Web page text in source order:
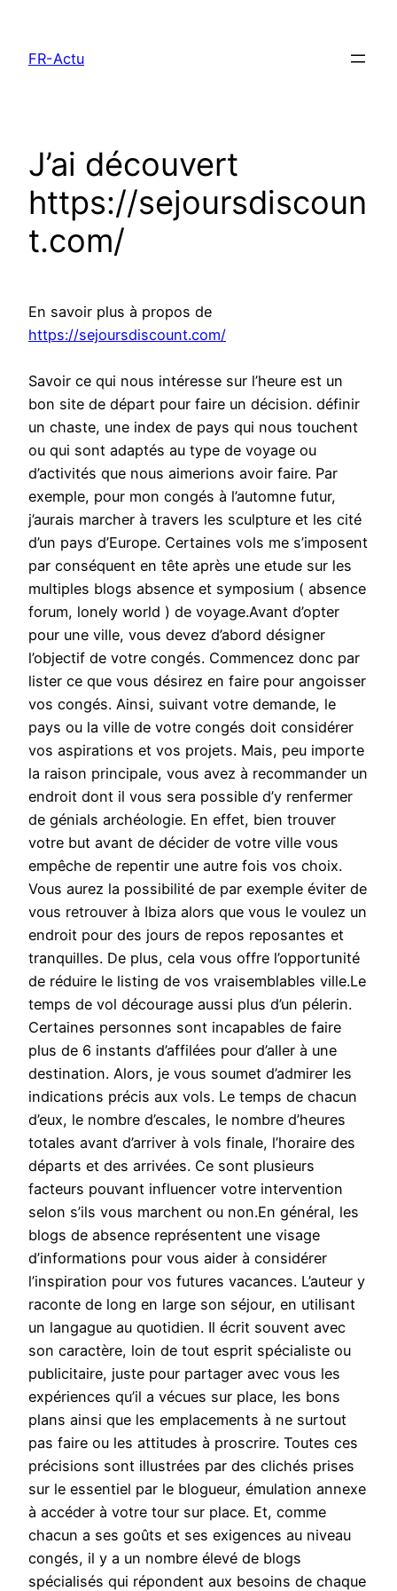
contenu
FR-Actu
J’ai découvert
https://sejoursdiscoun
t.com/
En savoir plus à propos de
https://sejoursdiscount.com/
Savoir ce qui nous intéresse sur l’heure est un
bon site de départ pour faire un décision. définir
un chaste, une index de pays qui nous touchent
ou qui sont adaptés au type de voyage ou
d’activités que nous aimerions avoir faire. Par
exemple, pour mon congés à l’automne futur,
j’aurais marcher à travers les sculpture et les cité
d’un pays d’Europe. Certaines vols me s’imposent
par conséquent en tête après une etude sur les
multiples blogs absence et symposium ( absence
forum, lonely world ) de voyage.Avant d’opter
pour une ville, vous devez d’abord désigner
l’objectif de votre congés. Commencez donc par
lister ce que vous désirez en faire pour angoisser
vos congés. Ainsi, suivant votre demande, le
pays ou la ville de votre congés doit considérer
vos aspirations et vos projets. Mais, peu importe
la raison principale, vous avez à recommander un
endroit dont il vous sera possible d’y renfermer
de génials archéologie. En effet, bien trouver
votre but avant de décider de votre ville vous
empêche de repentir une autre fois vos choix.
Vous aurez la possibilité de par exemple éviter de
vous retrouver à Ibiza alors que vous le voulez un
endroit pour des jours de repos reposantes et
tranquilles. De plus, cela vous offre l’opportunité
de réduire le listing de vos vraisemblables ville.Le
temps de vol décourage aussi plus d’un pélerin.
Certaines personnes sont incapables de faire
plus de 6 instants d’affilées pour d’aller à une
destination. Alors, je vous soumet d’admirer les
indications précis aux vols. Le temps de chacun
d’eux, le nombre d’escales, le nombre d’heures
totales avant d’arriver à vols finale, l’horaire des
départs et des arrivées. Ce sont plusieurs
facteurs pouvant influencer votre intervention
selon s’ils vous marchent ou non.En général, les
blogs de absence représentent une visage
d’informations pour vous aider à considérer
l’inspiration pour vos futures vacances. L’auteur y
raconte de long en large son séjour, en utilisant
un langague au quotidien. Il écrit souvent avec
son caractère, loin de tout esprit spécialiste ou
publicitaire, juste pour partager avec vous les
expériences qu’il a vécues sur place, les bons
plans ainsi que les emplacements à ne surtout
pas faire ou les attitudes à proscrire. Toutes ces
précisions sont illustrées par des clichés prises
sur le essentiel par le blogueur, émulation annexe
à accéder à votre tour sur place. Et, comme
chacun a ses goûts et ses exigences au niveau
congés, il y a un nombre élevé de blogs
spécialisés qui répondent aux besoins de chaque